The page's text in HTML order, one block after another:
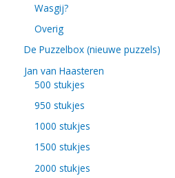
Wasgij?
Overig
De Puzzelbox (nieuwe puzzels)
Jan van Haasteren
500 stukjes
950 stukjes
1000 stukjes
1500 stukjes
2000 stukjes